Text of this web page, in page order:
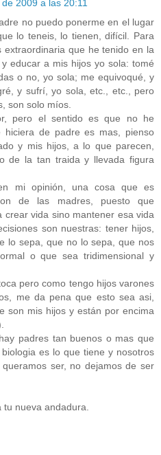
2009 a las 20:11
no puedo ponerme en el lugar
lo teneis, lo tienen, difícil. Para
que he tenido en la
educar a mis hijos yo sola: tomé
o no, yo sola; me equivoqué, y
y sufrí, yo sola, etc., etc., pero
son solo míos.
pero el sentido es que no he
hiciera de padre es mas, pienso
y mis hijos, a lo que parecen,
de la tan traida y llevada figura
mi opinión, una cosa que es
de las madres, puesto que
crear vida sino mantener esa vida
son nuestras: tener hijos,
lo sepa, que no lo sepa, que nos
o que sea tridimensional y
pero como tengo hijos varones
me da pena que esto sea asi,
son mis hijos y están por encima
padres tan buenos o mas que
es lo que tiene y nosotros
ser, no dejamos de ser
nueva andadura.